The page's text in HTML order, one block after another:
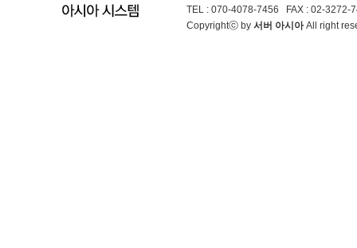
TEL : 070-4078-7456 FAX : 02-
Copyrightⓒ by 서버 아시아All right